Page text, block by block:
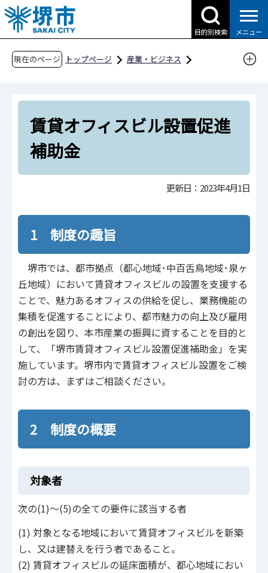
こ
の
ペ
目的別検索 メニュー
現在のページ トップページ
産業・ビジネス
業務系オフィスの設置・開設に対する補助制度
賃貸オフィスビル設置促進補助金
賃貸オフィスビル設置促進
補助金
更新日：2023年4月1日
1 制度の趣旨
堺市では、都市拠点（都心地域･中百舌鳥地域･泉ヶ
丘地域）において賃貸オフィスビルの設置を支援する
ことで、魅力あるオフィスの供給を促し、業務機能の
集積を促進することにより、都市魅力の向上及び雇用
の創出を図り、本市産業の振興に資することを目的と
して、「堺市賃貸オフィスビル設置促進補助金」を実
施しています。堺市内で賃貸オフィスビル設置をご検
討の方は、まずはご相談ください。
2 制度の概要
対象者
次の(1)～(5)の全ての要件に該当する者
(1) 対象となる地域において賃貸オフィスビルを新築
し、又は建替えを行う者であること。
(2) 賃貸オフィスビルの延床面積が、都心地域におい